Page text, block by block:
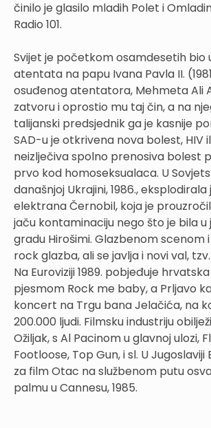
činilo je glasilo mladih Polet i
Radio 101.
Svijet je početkom osamdesetih bio
atentata na papu Ivana Pavla II.
osuđenog atentatora, Mehmeta Ali
zatvoru i oprostio mu taj čin, a na
talijanski predsjednik ga je kasnije
SAD-u je otkrivena nova bolest, HIV
neizlječiva spolno prenosiva bolest
prvo kod homoseksualaca. U
današnjoj Ukrajini, 1986.,
elektrana Černobil, koja je
jaču kontaminaciju nego što je bila
gradu Hirošimi. Glazbenom scenom
rock glazba, ali se javlja i novi val,
Na Euroviziji 1989. pobjeđuje
pjesmom Rock me baby, a Prljavo
koncert na Trgu bana Jelačića, na
200.000 ljudi. Filmsku industriju
Ožiljak, s Al Pacinom u glavnoj ulozi,
Footloose, Top Gun, i sl. U
za film Otac na službenom putu
palmu u Cannesu, 1985.